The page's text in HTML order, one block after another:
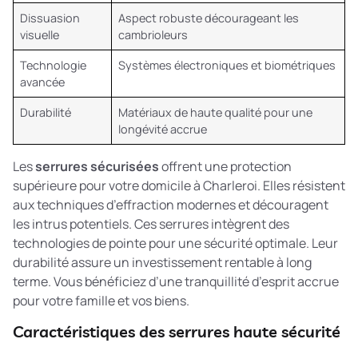
Dissuasion
visuelle
Aspect robuste décourageant les
cambrioleurs
Technologie
avancée
Systèmes électroniques et biométriques
Durabilité
Matériaux de haute qualité pour une
longévité accrue
Lesserrures sécuriséesoffrent une protection
supérieure pour votre domicile à Charleroi. Elles résistent
aux techniques d’effraction modernes et découragent
les intrus potentiels. Ces serrures intègrent des
technologies de pointe pour une sécurité optimale. Leur
durabilité assure un investissement rentable à long
terme. Vous bénéficiez d’une tranquillité d’esprit accrue
pour votre famille et vos biens.
Caractéristiques des serrures haute sécurité